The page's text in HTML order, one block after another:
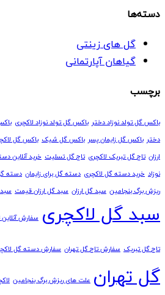
دسته‌ها
گل های زینتی
گیاهان آپارتمانی
برچسب
باکس گل تولد نوزاد دختر باکس گل تولد نوزاد لاکچری
دختر باکس گل زایمان پسر باکس گل شیک باکس گل
ارزان تاج گل تبریک لاکچری تاج گل تسلیت خرید آنلاین
نوزاد خرید دسته گل لاکچری دسته گل برای زایمان دسته
ریزش برگ بنجامین سبد گل ارزان سبد گل ارزان قیمت سبد
سبد گل لاکچری سفارش
تاج گل تبریک سفارش تاج گل تهران سفارش دسته گل
گل تهران علت های ریزش برگ بنجامین